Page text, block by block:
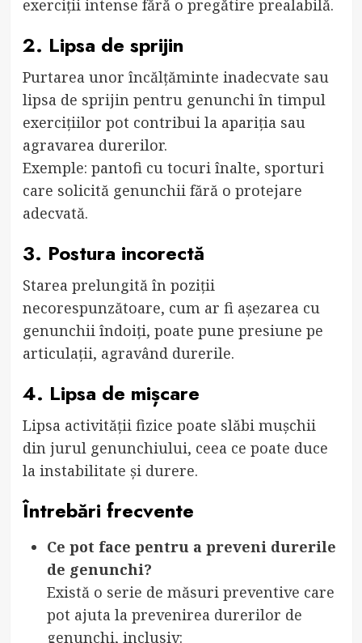
exerciții intense fără o pregătire prealabilă.
2. Lipsa de sprijin
Purtarea unor încălțăminte inadecvate sau
lipsa de sprijin pentru genunchi în timpul
exercițiilor pot contribui la apariția sau
agravarea durerilor.
Exemple: pantofi cu tocuri înalte, sporturi
care solicită genunchii fără o protejare
adecvată.
3. Postura incorectă
Starea prelungită în poziții
necorespunzătoare, cum ar fi așezarea cu
genunchii îndoiți, poate pune presiune pe
articulații, agravând durerile.
4. Lipsa de mișcare
Lipsa activității fizice poate slăbi mușchii
din jurul genunchiului, ceea ce poate duce
la instabilitate și durere.
Întrebări frecvente
Ce pot face pentru a preveni durerile
de genunchi?
Există o serie de măsuri preventive care
pot ajuta la prevenirea durerilor de
genunchi, inclusiv: